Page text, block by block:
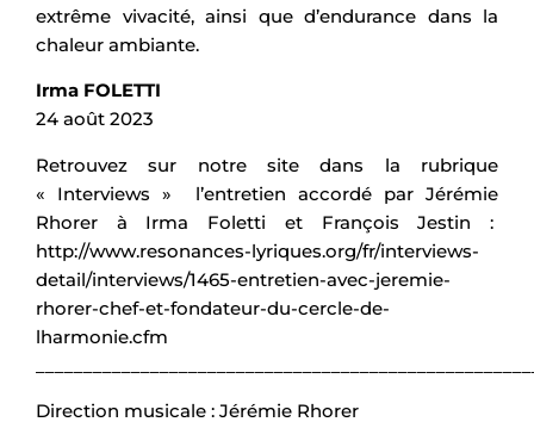
extrême vivacité, ainsi que d’endurance dans la
chaleur ambiante.
Irma FOLETTI
24 août 2023
Retrouvez sur notre site dans la rubrique
« Interviews » l’entretien accordé par Jérémie
Rhorer à Irma Foletti et François Jestin :
http://www.resonances-lyriques.org/fr/interviews-
detail/interviews/1465-entretien-avec-jeremie-
rhorer-chef-et-fondateur-du-cercle-de-
lharmonie.cfm
Direction musicale : Jérémie Rhorer